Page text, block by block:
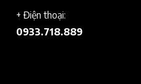
+ Điện thoại:
0933.718.889